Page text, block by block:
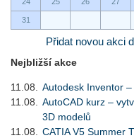
31
Přidat novou akci
Nejbližší akce
11.08.
Autodesk Inventor
11.08.
AutoCAD kurz –
3D modelů
11.08.
CATIA V5 Summer